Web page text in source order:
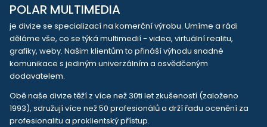
POLAR MULTIMEDIA
je divize se specializací na komerční výrobu. Umíme a rádi
děláme vše, co se týká multimedií - videa, virtuální realitu,
grafiky, weby. Našim klientům to přináší výhodu snadné
komunikace s jediným univerzálním a osvědčeným
dodavatelem.
Obě naše divize těží z více než 30ti let zkušeností (založeno
1993), sdružují více než 50 profesionálů a drží řadu ocenění za
profesionalitu a proklientský přístup.